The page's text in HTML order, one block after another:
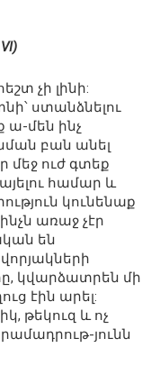
չի լինի:
ստանձնելու
ա-մեն ինչ
բան անել
մեջ ուժ գտեք
համար և
կունենաք
առաջ չէր
են
կվարձատրեն մի
էին արել:
թեկուզ և ոչ
յունն